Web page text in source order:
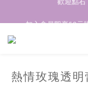
歡迎點
熱情玫瑰透